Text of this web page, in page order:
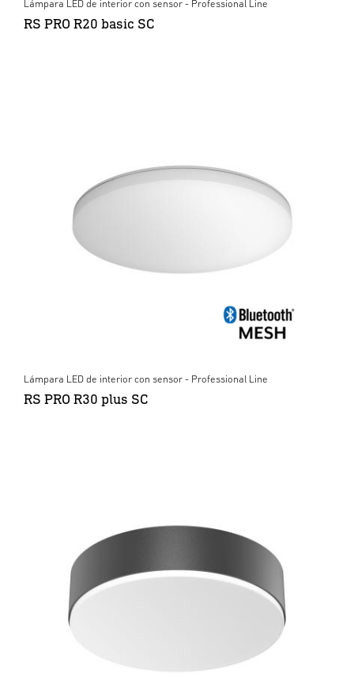
Lámpara LED de interior con sensor - Professional Line
RS PRO R20 basic SC
Lámpara LED de interior con sensor - Professional Line
RS PRO R30 plus SC